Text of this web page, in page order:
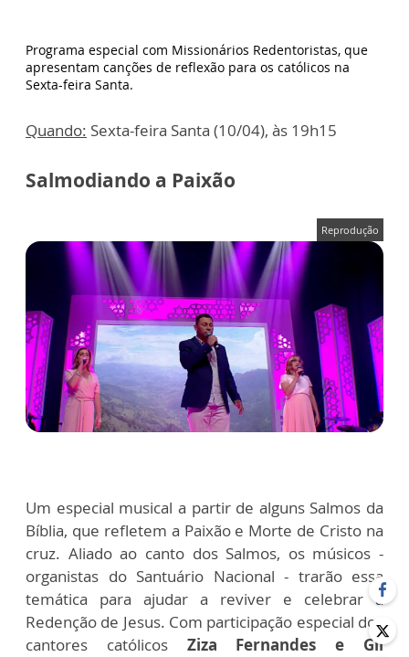
Programa especial com Missionários Redentoristas, que
apresentam canções de reflexão para os católicos na
Sexta-feira Santa.
Quando: Sexta-feira Santa (10/04), às 19h15
Salmodiando a Paixão
Reprodução
Um especial musical a partir de alguns Salmos da
Bíblia, que refletem a Paixão e Morte de Cristo na
cruz. Aliado ao canto dos Salmos, os músicos -
organistas do Santuário Nacional - trarão essa
temática para ajudar a reviver e celebrar a
Redenção de Jesus. Com participação especial dos
cantores católicosZiza Fernandes e Gil